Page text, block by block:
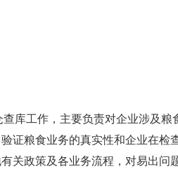
库工作，主要负责对企业涉及
证粮食业务的真实性和企业在
关政策及各业务流程，对易出